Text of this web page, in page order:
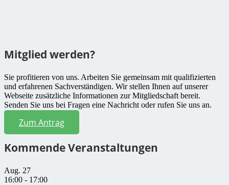
Mitglied werden?
Sie profitieren von uns. Arbeiten Sie gemeinsam mit qualifizierten
und erfahrenen Sachverständigen. Wir stellen Ihnen auf unserer
Webseite zusätzliche Informationen zur Mitgliedschaft bereit.
Senden Sie uns bei Fragen eine Nachricht oder rufen Sie uns an.
Zum Antrag
Kommende Veranstaltungen
Aug. 27
16:00 - 17:00